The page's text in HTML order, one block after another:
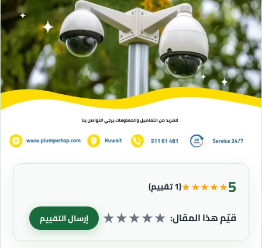
5
★
★
★
★
★(1 تقييم)
قيّم هذا المقال: ★
★
★
★
★ إرسال التقييم